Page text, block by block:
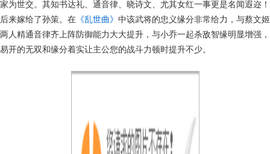
家为世交。其知书达礼、通音律、晓诗文、尤其女红一事更是名闻遐迩！
后来嫁给了孙策。在 《乱世曲》 中该武将的忠义缘分非常给力，与蔡文姬
两人精通音律齐上阵防御能力大大提升，与小乔一起杀敌智缘明显增强，
易开的无双和缘分着实让主公您的战斗力顿时提升不少。